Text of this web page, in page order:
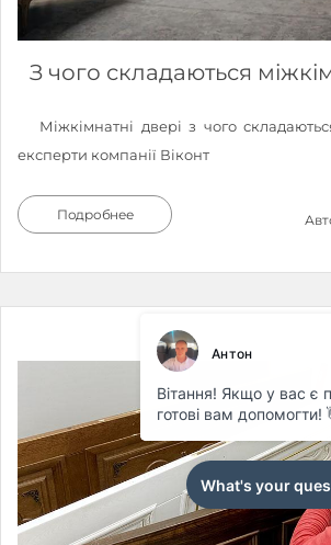
З чого складаються
Міжкімнатні двері з чого
експерти компанії Віконт
Подробнее